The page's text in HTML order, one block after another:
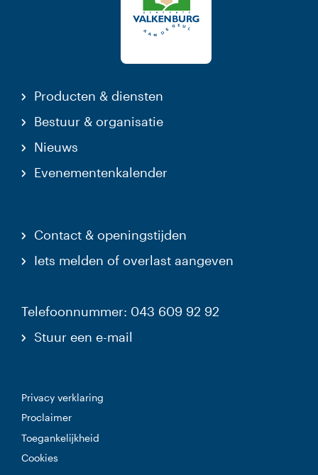
Producten & diensten
Bestuur & organisatie
Nieuws
Evenementenkalender
Contact & openingstijden
Iets melden of overlast aangeven
Telefoonnummer: 043 609 92 92
Stuur een e-mail
Privacy verklaring
Proclaimer
Toegankelijkheid
Cookies